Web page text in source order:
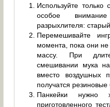
Используйте только
особое
разрыхлителя:
Перемешивайте
момента, пока они
массу. При
смешивании мука
вместо воздушных
получатся резиновые
Панкейки нужно
приготовленного